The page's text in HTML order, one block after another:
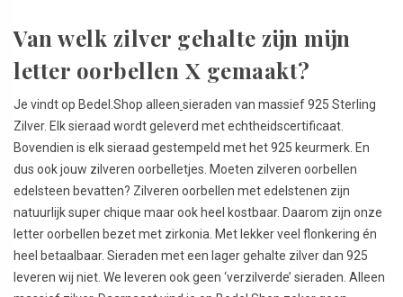
Van welk zilver gehalte zijn mijn
letter oorbellen X gemaakt?
Je vindt op Bedel.Shop alleen sieraden van massief 925 Sterling
Zilver. Elk sieraad wordt geleverd met echtheidscertificaat.
Bovendien is elk sieraad gestempeld met het 925 keurmerk. En
dus ook jouw zilveren oorbelletjes. Moeten zilveren oorbellen
edelsteen bevatten? Zilveren oorbellen met edelstenen zijn
natuurlijk super chique maar ook heel kostbaar. Daarom zijn onze
letter oorbellen bezet met zirkonia. Met lekker veel flonkering én
heel betaalbaar. Sieraden met een lager gehalte zilver dan 925
leveren wij niet. We leveren ook geen ‘verzilverde’ sieraden. Alleen